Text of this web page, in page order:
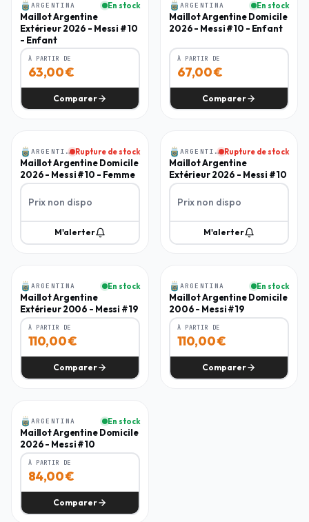
-34%
ARGENTINA En stock
Maillot Argentine
Extérieur 2026 - Messi #10
- Enfant
À PARTIR DE
63,00€
Comparer
-30%
ARGENTINA En stock
Maillot Argentine Domicile
2026 - Messi #10 - Enfant
À PARTIR DE
67,00€
Comparer
ARGENTINA Rupture de stock
Maillot Argentine Domicile
2026 - Messi #10 - Femme
Prix non dispo
M'alerter
ARGENTINA Rupture de stock
Maillot Argentine
Extérieur 2026 - Messi #10
Prix non dispo
M'alerter
ARGENTINA En stock
Maillot Argentine
Extérieur 2006 - Messi #19
À PARTIR DE
110,00€
Comparer
ARGENTINA En stock
Maillot Argentine Domicile
2006 - Messi #19
À PARTIR DE
110,00€
Comparer
-24%
ARGENTINA En stock
Maillot Argentine Domicile
2026 - Messi #10
À PARTIR DE
84,00€
Comparer